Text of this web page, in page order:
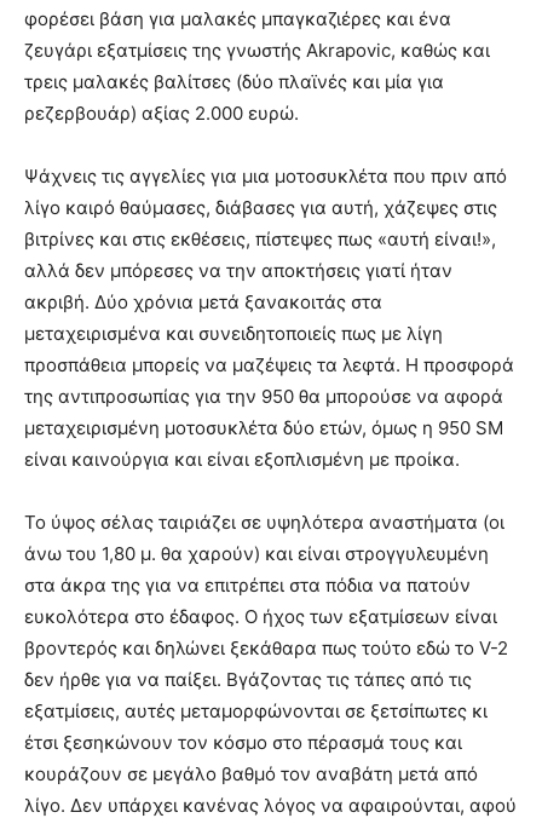
φορέσει βάση για μαλακές μπαγκαζιέρες και ένα
ζευγάρι εξατμίσεις της γνωστής Akrapovic, καθώς και
τρεις μαλακές βαλίτσες (δύο πλαϊνές και μία για
ρεζερβουάρ) αξίας 2.000 ευρώ.
Ψάχνεις τις αγγελίες για μια μοτοσυκλέτα που πριν από
λίγο καιρό θαύμασες, διάβασες για αυτή, χάζεψες στις
βιτρίνες και στις εκθέσεις, πίστεψες πως «αυτή είναι!»,
αλλά δεν μπόρεσες να την αποκτήσεις γιατί ήταν
ακριβή. Δύο χρόνια μετά ξανακοιτάς στα
μεταχειρισμένα και συνειδητοποιείς πως με λίγη
προσπάθεια μπορείς να μαζέψεις τα λεφτά. Η προσφορά
της αντιπροσωπίας για την 950 θα μπορούσε να αφορά
μεταχειρισμένη μοτοσυκλέτα δύο ετών, όμως η 950 SM
είναι καινούργια και είναι εξοπλισμένη με προίκα.
Το ύψος σέλας ταιριάζει σε υψηλότερα αναστήματα (οι
άνω του 1,80 μ. θα χαρούν) και είναι στρογγυλευμένη
στα άκρα της για να επιτρέπει στα πόδια να πατούν
ευκολότερα στο έδαφος. Ο ήχος των εξατμίσεων είναι
βροντερός και δηλώνει ξεκάθαρα πως τούτο εδώ το V-2
δεν ήρθε για να παίξει. Βγάζοντας τις τάπες από τις
εξατμίσεις, αυτές μεταμορφώνονται σε ξετσίπωτες κι
έτσι ξεσηκώνουν τον κόσμο στο πέρασμά τους και
κουράζουν σε μεγάλο βαθμό τον αναβάτη μετά από
λίγο. Δεν υπάρχει κανένας λόγος να αφαιρούνται, αφού